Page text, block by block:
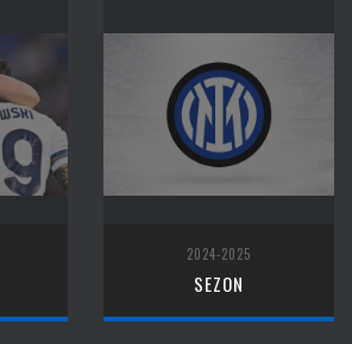
2024-2025
SEZON